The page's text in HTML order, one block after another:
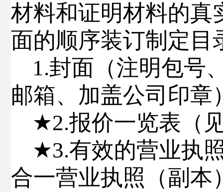
材料和证明材料的真
面的顺序装订制定目
1.封面（注明包号
邮箱、 加盖公司印章
★2.报价一览表（
★3.有效的营业执
合一营业执照（副本